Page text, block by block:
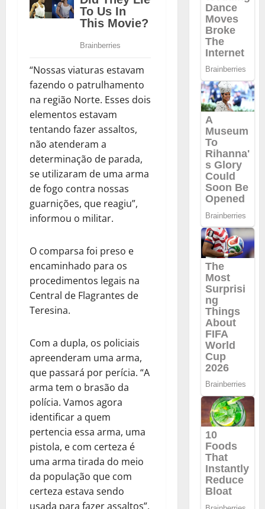
“Nossas viaturas estavam
fazendo o patrulhamento
na região Norte. Esses dois
elementos estavam
tentando fazer assaltos,
não atenderam a
determinação de parada,
se utilizaram de uma arma
de fogo contra nossas
guarnições, que reagiu”,
informou o militar.
O comparsa foi preso e
encaminhado para os
procedimentos legais na
Central de Flagrantes de
Teresina.
Com a dupla, os policiais
apreenderam uma arma,
que passará por perícia. “A
arma tem o brasão da
polícia. Vamos agora
identificar a quem
pertencia essa arma, uma
pistola, e com certeza é
uma arma tirada do meio
da população que com
certeza estava sendo
usada para fazer assaltos”,